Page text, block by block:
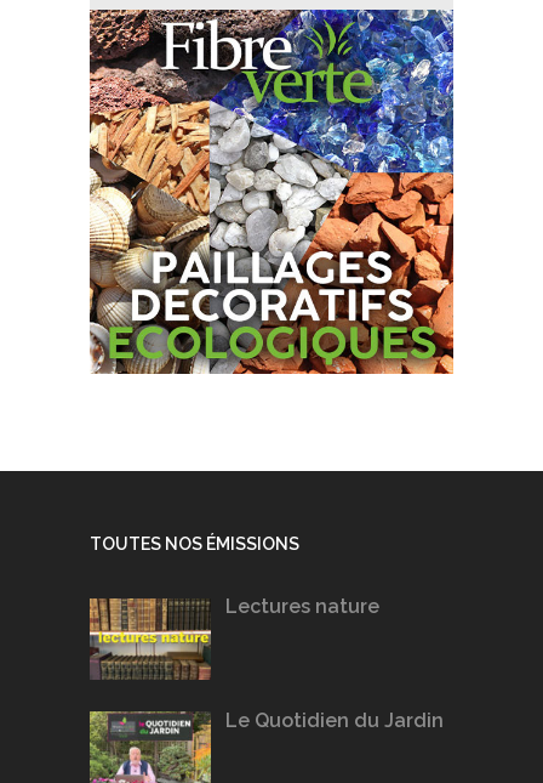
TOUTES NOS ÉMISSIONS
Lectures nature
Le Quotidien du Jardin